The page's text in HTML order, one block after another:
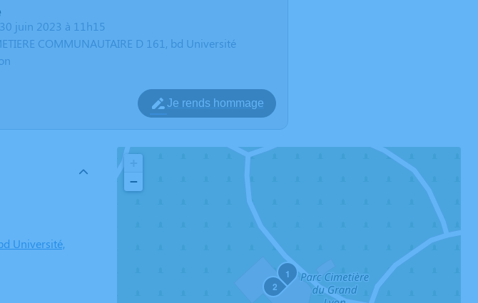
30 juin 2023 à 11h15
COMMUNAUTAIRE D 161, bd Université
Je rends hommage
Université,
1
2
−